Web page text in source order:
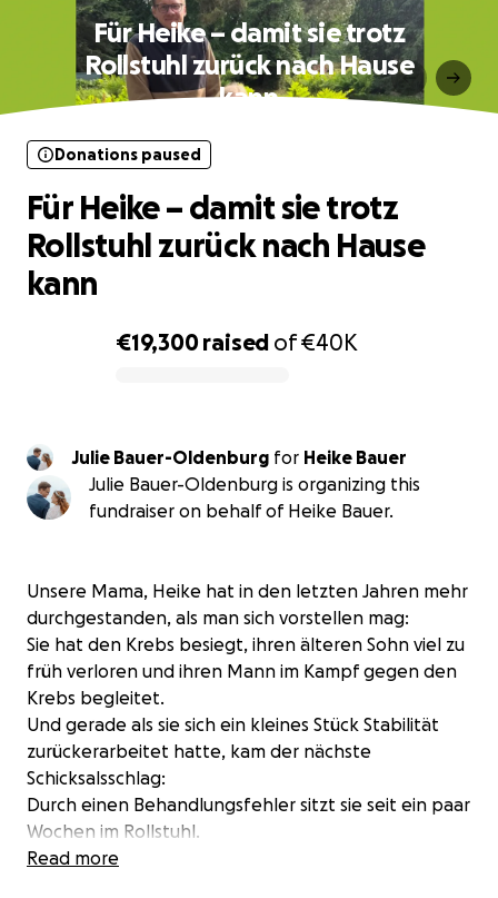
Für Heike – damit sie trotz
Rollstuhl zurück nach Hause
kann
€19,300raised of€40K
Donations paused
Für Heike – damit sie trotz
Rollstuhl zurück nach Hause
kann
Julie Bauer-Oldenburg for Heike Bauer
Julie Bauer-Oldenburg is organizing this
fundraiser on behalf of Heike Bauer.
Unsere Mama, Heike hat in den letzten Jahren mehr
durchgestanden, als man sich vorstellen mag:
Sie hat den Krebs besiegt, ihren älteren Sohn viel zu
früh verloren und ihren Mann im Kampf gegen den
Krebs begleitet.
Und gerade als sie sich ein kleines Stück Stabilität
zurückerarbeitet hatte, kam der nächste
Schicksalsschlag:
Durch einen Behandlungsfehler sitzt sie seit ein paar
Wochen im Rollstuhl.
Read more